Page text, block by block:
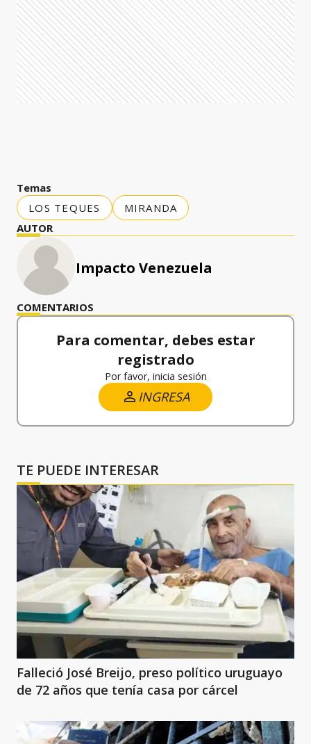
Temas
LOS TEQUES
MIRANDA
AUTOR
Impacto Venezuela
COMENTARIOS
Para comentar, debes estar
registrado
Por favor, inicia sesión
INGRESA
TE PUEDE INTERESAR
Falleció José Breijo, preso político uruguayo
de 72 años que tenía casa por cárcel